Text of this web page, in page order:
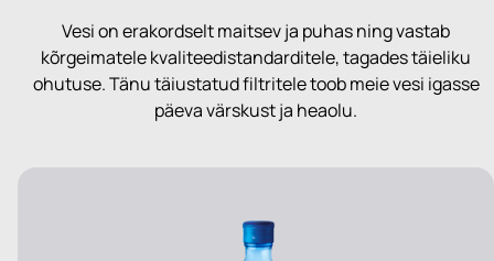
Vesi on erakordselt maitsev ja puhas ning vastab
kõrgeimatele kvaliteedistandarditele, tagades täieliku
ohutuse. Tänu täiustatud filtritele toob meie vesi igasse
päeva värskust ja heaolu.